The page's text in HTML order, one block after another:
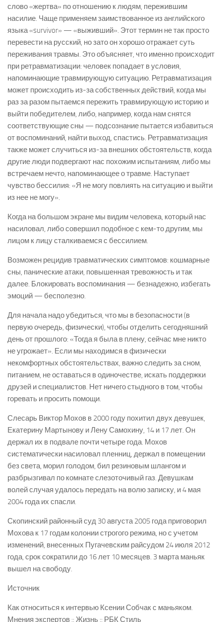
слово «жертва» по отношению к людям, пережившим
насилие. Чаще применяем заимствованное из английского
языка «survivor» — «выживший». Этот термин не так просто
перевести на русский, но зато он хорошо отражает суть
переживания травмы. Это объясняет, что именно происходит
при ретравматизации: человек попадает в условия,
напоминающие травмирующую ситуацию. Ретравматизация
может происходить из-за собственных действий, когда мы
раз за разом пытаемся пережить травмирующую историю и
выйти победителем, либо, например, когда нам снятся
соответствующие сны — подсознание пытается избавиться
от воспоминаний, найти выход, спастись. Ретравматизация
также может случиться из-за внешних обстоятельств, когда
другие люди подвергают нас похожим испытаниям, либо мы
встречаем нечто, напоминающее о травме. Наступает
чувство бессилия: «Я не могу повлиять на ситуацию и выйти
из нее не могу».
Когда на большом экране мы видим человека, который нас
насиловал, либо совершил подобное с кем-то другим, мы
лицом к лицу сталкиваемся с бессилием.
Возможен рецидив травматических симптомов: кошмарные
сны, панические атаки, повышенная тревожность и так
далее. Блокировать воспоминания — безнадежно, избегать
эмоций — бесполезно.
Для начала надо убедиться, что мы в безопасности (в
первую очередь, физически), чтобы отделить сегодняшний
день от прошлого: «Тогда я была в плену, сейчас мне никто
не угрожает». Если мы находимся в физически
некомфортных обстоятельствах, важно следить за сном,
питанием, не оставаться в одиночестве, искать поддержки
друзей и специалистов. Нет ничего стыдного в том, чтобы
горевать и просить помощи.
Слесарь Виктор Мохов в 2000 году похитил двух девушек,
Екатерину Мартынову и Лену Самохину, 14 и 17 лет. Он
держал их в подвале почти четыре года. Мохов
систематически насиловал пленниц, держал в помещении
без света, морил голодом, бил резиновым шлангом и
разбрызгивал по комнате слезоточивый газ. Девушкам
волей случая удалось передать на волю записку, и 4 мая
2004 года их спасли.
Скопинский районный суд 30 августа 2005 года приговорил
Мохова к 17 годам колонии строгого режима, но с учетом
изменений, внесенных Пугачевским райсудом 24 июля 2012
года, срок сократили до 16 лет 10 месяцев. 3 марта маньяк
вышел на свободу.
Источник
Как относиться к интервью Ксении Собчак с маньяком.
Мнения экспертов :: Жизнь :: РБК Стиль